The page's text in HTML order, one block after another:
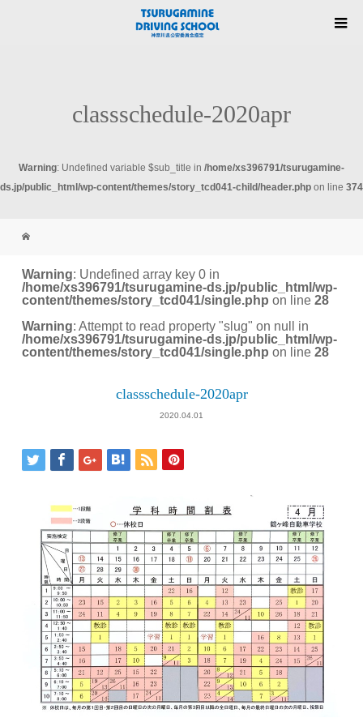
classschedule-2020apr
Warning: Undefined variable $sub_title in /home/xs396791/tsurugamine-
ds.jp/public_html/wp-content/themes/story_tcd041-child/header.php on line 374
Warning: Undefined array key 0 in
/home/xs396791/tsurugamine-ds.jp/public_html/wp-
content/themes/story_tcd041/single.php on line28
Warning: Attempt to read property "slug" on null in
/home/xs396791/tsurugamine-ds.jp/public_html/wp-
content/themes/story_tcd041/single.php on line28
classschedule-2020apr
2020.04.01